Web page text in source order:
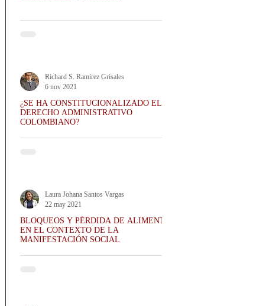
¿SE HA CONSTITUCIONALIZADO EL
DERECHO ADMINISTRATIVO
COLOMBIANO?
Richard S. Ramírez Grisales
6 nov 2021
BLOQUEOS Y PÉRDIDA DE ALIMENTOS
EN EL CONTEXTO DE LA
MANIFESTACIÓN SOCIAL
Laura Johana Santos Vargas
22 may 2021